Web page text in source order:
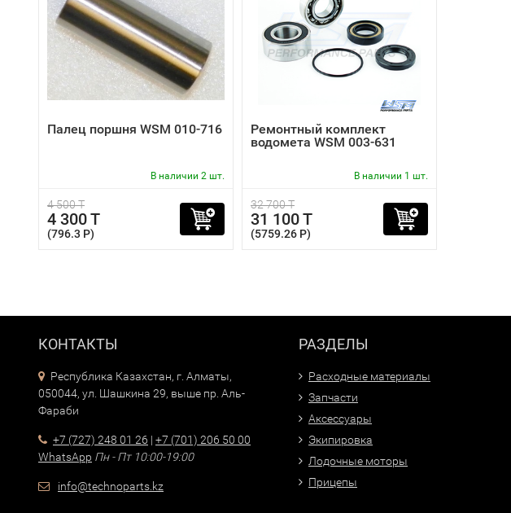
Палец поршня WSM 010-716
В наличии 2 шт.
4 500 T
4 300 T
(796.3 P)
Ремонтный комплект
водомета WSM 003-631
В наличии 1 шт.
32 700 T
31 100 T
(5759.26 P)
КОНТАКТЫ
Республика Казахстан, г. Алматы,
050044, ул. Шашкина 29, выше пр. Аль-
Фараби
+7 (727) 248 01 26 | +7 (701) 206 50 00
WhatsApp Пн - Пт 10:00-19:00
info@technoparts.kz
РАЗДЕЛЫ
Расходные материалы
Запчасти
Аксессуары
Экипировка
Лодочные моторы
Прицепы